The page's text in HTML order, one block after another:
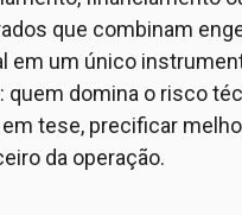
que combinam
em um único
quem domina o risco
em tese, precificar
da operação.